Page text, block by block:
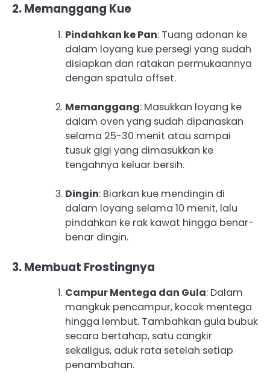
2. Memanggang Kue
Pindahkan ke Pan: Tuang adonan ke
dalam loyang kue persegi yang sudah
disiapkan dan ratakan permukaannya
dengan spatula offset.
Memanggang: Masukkan loyang ke
dalam oven yang sudah dipanaskan
selama 25-30 menit atau sampai
tusuk gigi yang dimasukkan ke
tengahnya keluar bersih.
Dingin: Biarkan kue mendingin di
dalam loyang selama 10 menit, lalu
pindahkan ke rak kawat hingga benar-
benar dingin.
3. Membuat Frostingnya
Campur Mentega dan Gula: Dalam
mangkuk pencampur, kocok mentega
hingga lembut. Tambahkan gula bubuk
secara bertahap, satu cangkir
sekaligus, aduk rata setelah setiap
penambahan.